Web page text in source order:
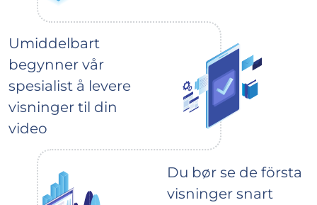
Umiddelbart
begynner vår
spesialist å levere
visninger til din
video
Du bør se de första
visninger snart